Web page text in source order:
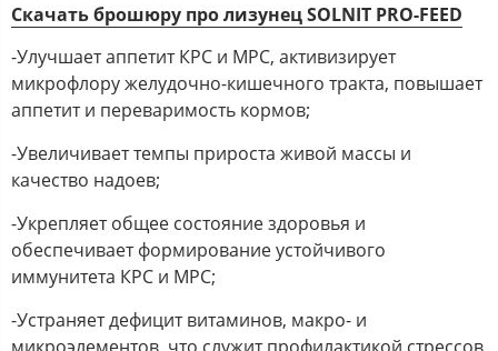
Скачать брошюру про лизунец SOLNIT PRO-FEED
-Улучшает аппетит КРС и МРС, активизирует
микрофлору желудочно-кишечного тракта, повышает
аппетит и переваримость кормов;
-Увеличивает темпы прироста живой массы и
качество надоев;
-Укрепляет общее состояние здоровья и
обеспечивает формирование устойчивого
иммунитета КРС и МРС;
-Устраняет дефицит витаминов, макро- и